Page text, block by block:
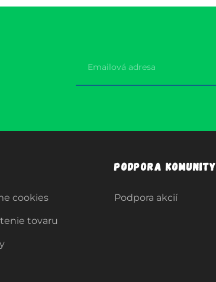
cookies
tovaru
Podpora komunity
Podpora akcií